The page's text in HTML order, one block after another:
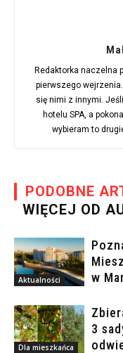
Redaktorka naczelna
pierwszego
się nimi z innymi.
hotelu SPA, a
wybieram to
PODOBNE
WIĘCEJ OD
Aktualności
w
Dla mieszkańca
3